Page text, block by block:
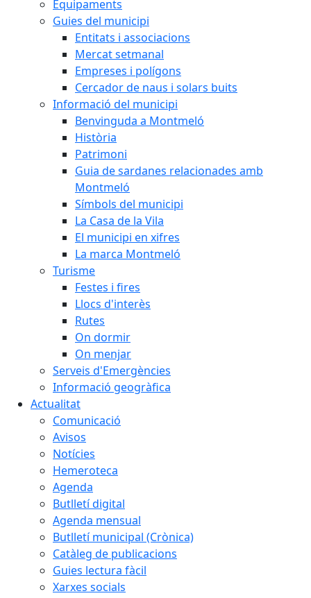
Equipaments
Guies del municipi
Entitats i associacions
Mercat setmanal
Empreses i polígons
Cercador de naus i solars buits
Informació del municipi
Benvinguda a Montmeló
Història
Patrimoni
Guia de sardanes relacionades amb
Montmeló
Símbols del municipi
La Casa de la Vila
El municipi en xifres
La marca Montmeló
Turisme
Festes i fires
Llocs d'interès
Rutes
On dormir
On menjar
Serveis d'Emergències
Informació geogràfica
Actualitat
Comunicació
Avisos
Notícies
Hemeroteca
Agenda
Butlletí digital
Agenda mensual
Butlletí municipal (Crònica)
Catàleg de publicacions
Guies lectura fàcil
Xarxes socials